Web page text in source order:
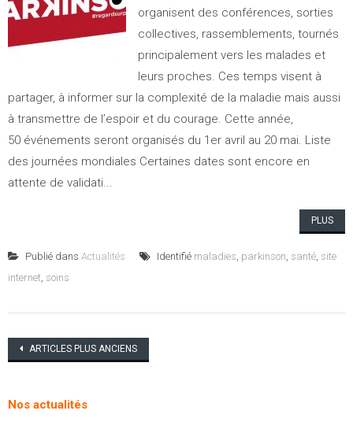
organisent des conférences, sorties
collectives, rassemblements, tournés
principalement vers les malades et
leurs proches. Ces temps visent à
partager, à informer sur la complexité de la maladie mais aussi
à transmettre de l’espoir et du courage. Cette année,
50 événements seront organisés du 1er avril au 20 mai. Liste
des journées mondiales Certaines dates sont encore en
attente de validati...
PLUS
Publié dans Actualités Identifié maladies, parkinson, santé, site
internet, soins
Navigation
articles
ARTICLES PLUS ANCIENS
Nos actualités